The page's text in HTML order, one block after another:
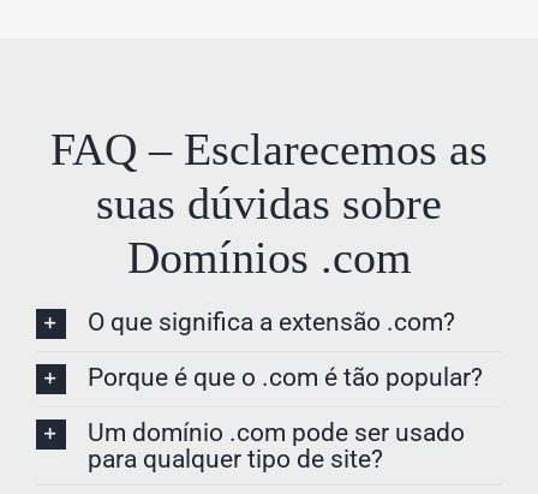
FAQ – Esclarecemos as
suas dúvidas sobre
Domínios .com
O que significa a extensão .com?
Porque é que o .com é tão popular?
Um domínio .com pode ser usado
para qualquer tipo de site?